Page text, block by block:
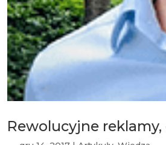
Rewolucyjne